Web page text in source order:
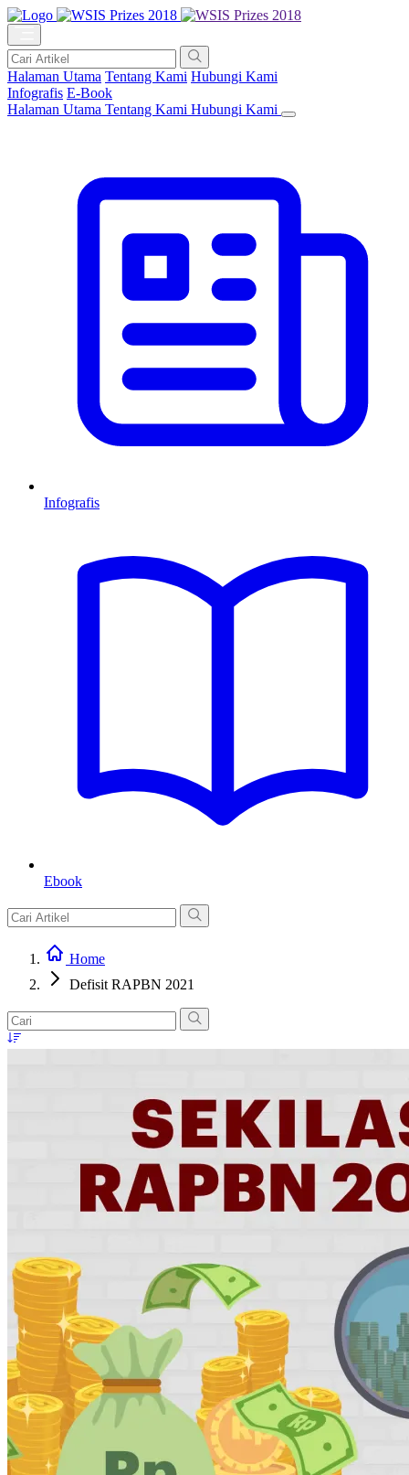
Halaman Utama Tentang Kami Hubungi Kami
Infografis E-Book
Halaman Utama Tentang Kami Hubungi Kami
Infografis
Ebook
Home
Defisit RAPBN 2021